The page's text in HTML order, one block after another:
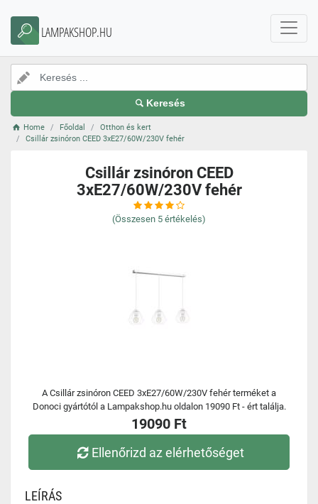
LAMPAKSHOP.HU
Keresés
Home Főoldal
Otthon és kert
Csillár zsinóron CEED 3xE27/60W/230V fehér
Csillár zsinóron CEED
3xE27/60W/230V fehér
(Összesen 5 értékelés)
A Csillár zsinóron CEED 3xE27/60W/230V fehér terméket a
Donoci gyártótól a Lampakshop.hu oldalon 19090 Ft - ért találja.
19090 Ft
Ellenőrizd az elérhetőséget
LEÍRÁS